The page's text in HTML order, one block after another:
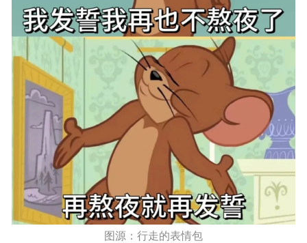
图源：行走的表情包